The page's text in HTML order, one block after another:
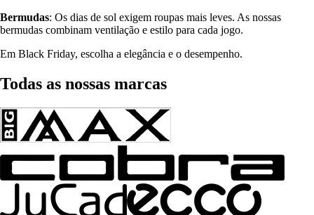
Bermudas: Os dias de sol exigem roupas mais leves. As nossas
bermudas combinam ventilação e estilo para cada jogo.
Em Black Friday, escolha a elegância e o desempenho.
Todas as nossas marcas